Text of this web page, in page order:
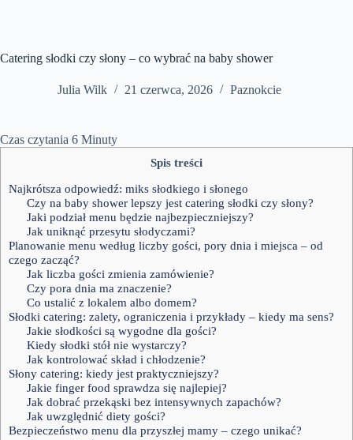
Catering słodki czy słony – co wybrać na baby shower
Julia Wilk 21 czerwca, 2026 Paznokcie
Czas czytania 6 Minuty
Spis treści
Najkrótsza odpowiedź: miks słodkiego i słonego
Czy na baby shower lepszy jest catering słodki czy słony?
Jaki podział menu będzie najbezpieczniejszy?
Jak uniknąć przesytu słodyczami?
Planowanie menu według liczby gości, pory dnia i miejsca – od
czego zacząć?
Jak liczba gości zmienia zamówienie?
Czy pora dnia ma znaczenie?
Co ustalić z lokalem albo domem?
Słodki catering: zalety, ograniczenia i przykłady – kiedy ma sens?
Jakie słodkości są wygodne dla gości?
Kiedy słodki stół nie wystarczy?
Jak kontrolować skład i chłodzenie?
Słony catering: kiedy jest praktyczniejszy?
Jakie finger food sprawdza się najlepiej?
Jak dobrać przekąski bez intensywnych zapachów?
Jak uwzględnić diety gości?
Bezpieczeństwo menu dla przyszłej mamy – czego unikać?